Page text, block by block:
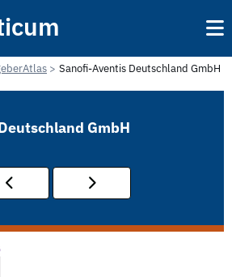
Sanofi-Aventis Deutschland GmbH
GmbH